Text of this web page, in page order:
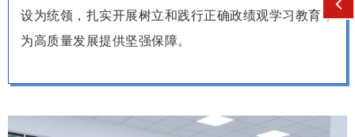
设为统领，扎实开展树立和践行正确政绩观学习教育，
为高质量发展提供坚强保障。